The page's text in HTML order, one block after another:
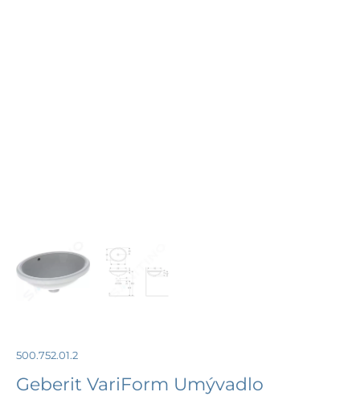
500.752.01.2
Geberit VariForm Umývadlo